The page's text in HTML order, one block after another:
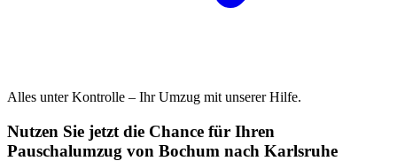
Alles unter Kontrolle – Ihr Umzug mit unserer Hilfe.
Nutzen Sie jetzt die Chance für Ihren
Pauschalumzug von Bochum nach Karlsruhe